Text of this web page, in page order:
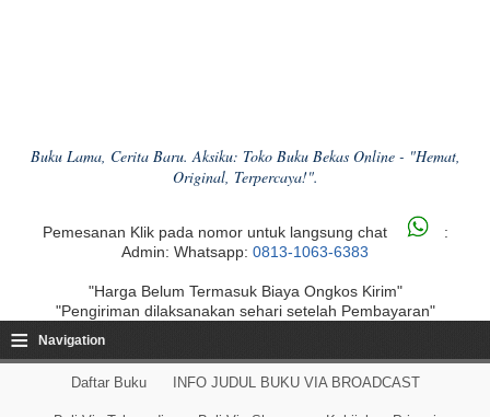
Buku Lama, Cerita Baru. Aksiku: Toko Buku Bekas Online - "Hemat,
Original, Terpercaya!".
Pemesanan Klik pada nomor untuk langsung chat
:
Admin: Whatsapp: 0813-1063-6383
"Harga Belum Termasuk Biaya Ongkos Kirim"
"Pengiriman dilaksanakan sehari setelah Pembayaran"
≡ Navigation
Daftar Buku INFO JUDUL BUKU VIA BROADCAST